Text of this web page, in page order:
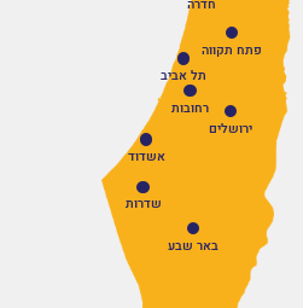
רחובות
תל אביב
ירושלים
פתח תקווה
חדרה
באר שבע
אשדוד
שדרות